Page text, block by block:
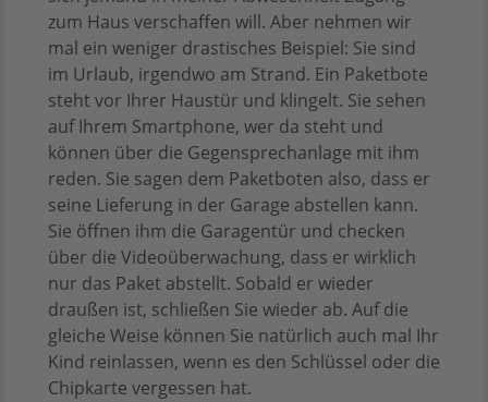
zum Haus verschaffen will. Aber nehmen wir
mal ein weniger drastisches Beispiel: Sie sind
im Urlaub, irgendwo am Strand. Ein Paketbote
steht vor Ihrer Haustür und klingelt. Sie sehen
auf Ihrem Smartphone, wer da steht und
können über die Gegensprechanlage mit ihm
reden. Sie sagen dem Paketboten also, dass er
seine Lieferung in der Garage abstellen kann.
Sie öffnen ihm die Garagentür und checken
über die Videoüberwachung, dass er wirklich
nur das Paket abstellt. Sobald er wieder
draußen ist, schließen Sie wieder ab. Auf die
gleiche Weise können Sie natürlich auch mal Ihr
Kind reinlassen, wenn es den Schlüssel oder die
Chipkarte vergessen hat.